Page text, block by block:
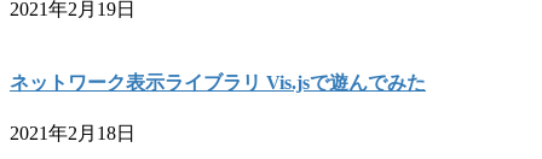
2021年2月19日
ネットワーク表示ライブラリ Vis.jsで遊んでみた
2021年2月18日